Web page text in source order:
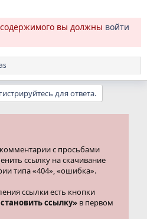
вы должны войти
для ответа.
с просьбами
ссылку на скачивание
типа «404», «ошибка».
ссылки есть кнопки
ссылку» в первом